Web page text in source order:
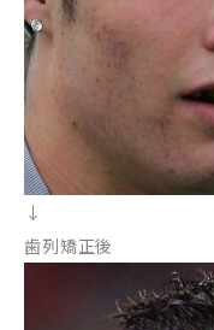
↓
歯列矯正後